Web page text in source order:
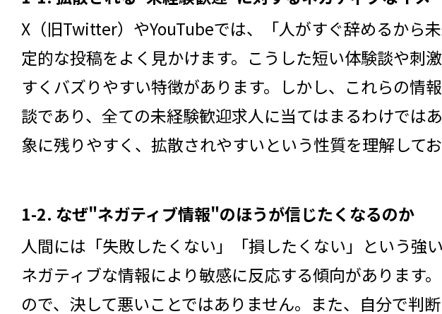
X（旧Twitter）やYouTubeでは、「人がすぐ辞めるから
定的な投稿をよく見かけます。こうした短い体験談や刺
すくバズりやすい特徴があります。しかし、これらの情
談であり、全ての未経験歓迎求人に当てはまるわけでは
象に残りやすく、拡散されやすいという性質を理解してお
1-2. なぜ"ネガティブ情報"のほうが信じたくなるのか
人間には「失敗したくない」「損したくない」という強
ネガティブな情報により敏感に反応する傾向があります
ので、決して悪いことではありません。また、自分で判